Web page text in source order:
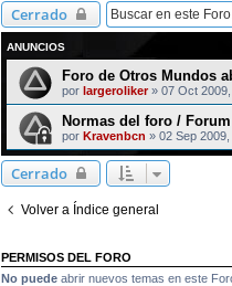
Cerrado
ANUNCIOS
Foro de Otros Mundos
por largeroliker» 07 Oct
Normas del foro /
por Kravenbcn » 02 Sep 2009,
Cerrado
Volver a Índice general
PERMISOS DEL FORO
No puede abrir nuevos temas en este